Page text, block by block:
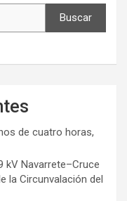
Buscar
de cuatro horas,
kV Navarrete–Cruce
la Circunvalación del